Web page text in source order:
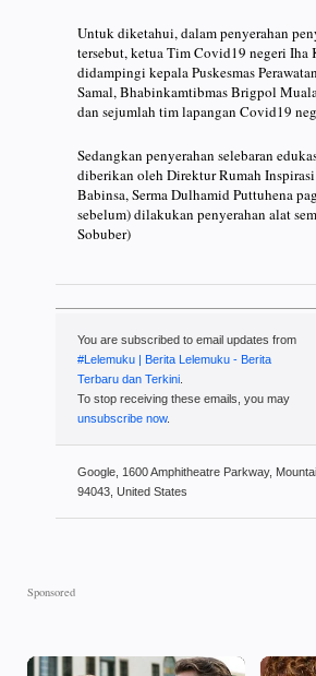
Untuk diketahui, dalam penyerahan
tersebut, ketua Tim Covid19 negeri Iha
didampingi kepala Puskesmas
Samal, Bhabinkamtibmas Brigpol
dan sejumlah tim lapangan Covid19
Sedangkan penyerahan selebaran
diberikan oleh Direktur Rumah
Babinsa, Serma Dulhamid Puttuhena
sebelum) dilakukan penyerahan alat
Sobuber)
You are subscribed to email updates from
#Lelemuku | Berita Lelemuku - Berita
Terbaru dan Terkini
To stop receiving these emails, you may
unsubscribe now.
Google, 1600 Amphitheatre Parkway,
94043, United States